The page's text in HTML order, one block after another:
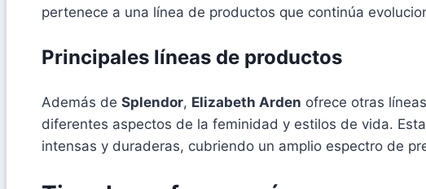
pertenece a una línea de productos que continúa
Principales líneas de productos
Además de Splendor, Elizabeth Arden ofrece otras
diferentes aspectos de la feminidad y estilos de vida.
intensas y duraderas, cubriendo un amplio espectro de